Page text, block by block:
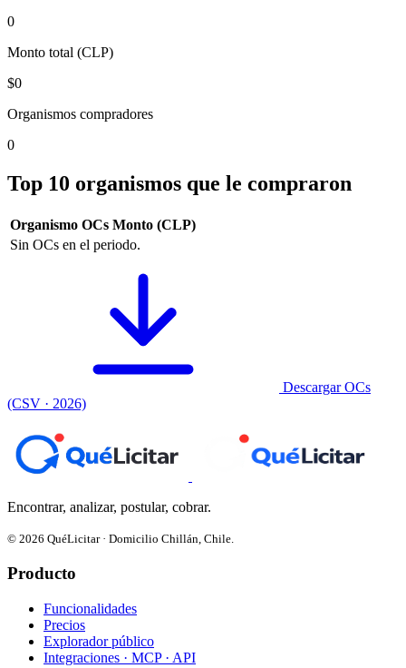
0
Monto total (CLP)
$0
Organismos compradores
0
Top 10 organismos que le compraron
Organismo OCs Monto (CLP)
Sin OCs en el periodo.
Descargar OCs
(CSV · 2026)
Encontrar, analizar, postular, cobrar.
© 2026 QuéLicitar · Domicilio Chillán, Chile.
Producto
Funcionalidades
Precios
Explorador público
Integraciones · MCP · API